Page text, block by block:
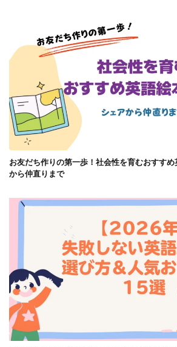
お友だち作りの第一歩！社会性を育むおすす
から仲直りまで